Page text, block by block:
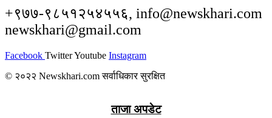
+९७७-९८५१२५४५५६, info@newskhari.com
newskhari@gmail.com
Facebook TwitterYoutube Instagram
© २०२२ Newskhari.com सर्वाधिकार सुरक्षित
ताजा अपडेट